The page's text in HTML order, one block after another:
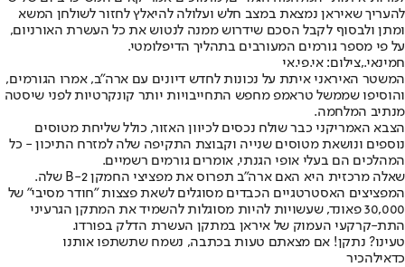
להעריך שאיראן נמצאת במצב חלש ועלולה להיאלץ לחזור לשולחן המשא
ומתן ולבסוף לקבל הסכם שידרוש ממנה לנטוש את כל העשרת האורניום,
על פי מספר גורמים המעורבים בתהליך הדיפלומטי.
חמינאי.,צילום: אי.פי.אי
המשטר האיראני איתת על נכונות לחדש דיונים עם ארה"ב, אמרו הגורמים,
והוסיפו שממשל טראמפ מחפש התחייבויות יותר קונקרטיות לפני שיסטה
מנתיב המלחמה.
הצבא האמריקני כבר שולח נכסים לכיוון האזור, כולל שליחת מטוסים
נוספים ונושאת מטוסים שנייה וקבוצת התקיפה שלה למזרח התיכון - כל
המהלכים הם בעלי אופי הגנתי, אומרים גורמים רשמיים.
שאלה מרכזית היא האם ארה"ב תפרוס את מפציצי החמקן B-2 שלה.
המפציצים האסטרטגיים הכבדים מסוגלים לשאת פצצות "חודר מסיבי" של
30,000 פאונד, שעשויות להיות מסוגלות להשמיד את המתקן הגרעיני
התת-קרקעי העמוק של איראן במתקן העשרת הדלק בפורדו.
טעינו? נתקן! אם מצאתם טעות בכתבה, נשמח שתשתפו אותנו
כדאילהכיר